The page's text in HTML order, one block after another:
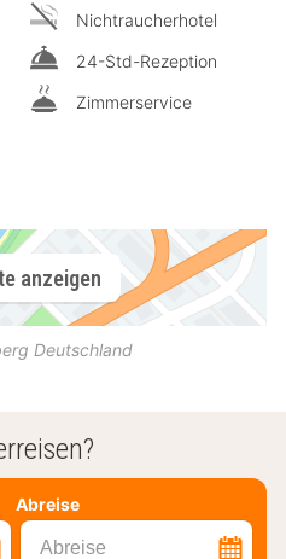
Nichtraucherhotel
24-Std-Rezeption
Zimmerservice
anzeigen
Deutschland
Abreise
Abreise